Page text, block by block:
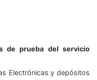
de prueba del servicio
Electrónicas y depósitos